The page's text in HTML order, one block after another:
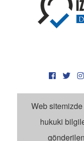
Dedektif Kaça
İzmir Dedektiflik
Dedektiflik Ücretleri
Dedektif Ücretleri
Ege Bölgesi
Web
hukuki